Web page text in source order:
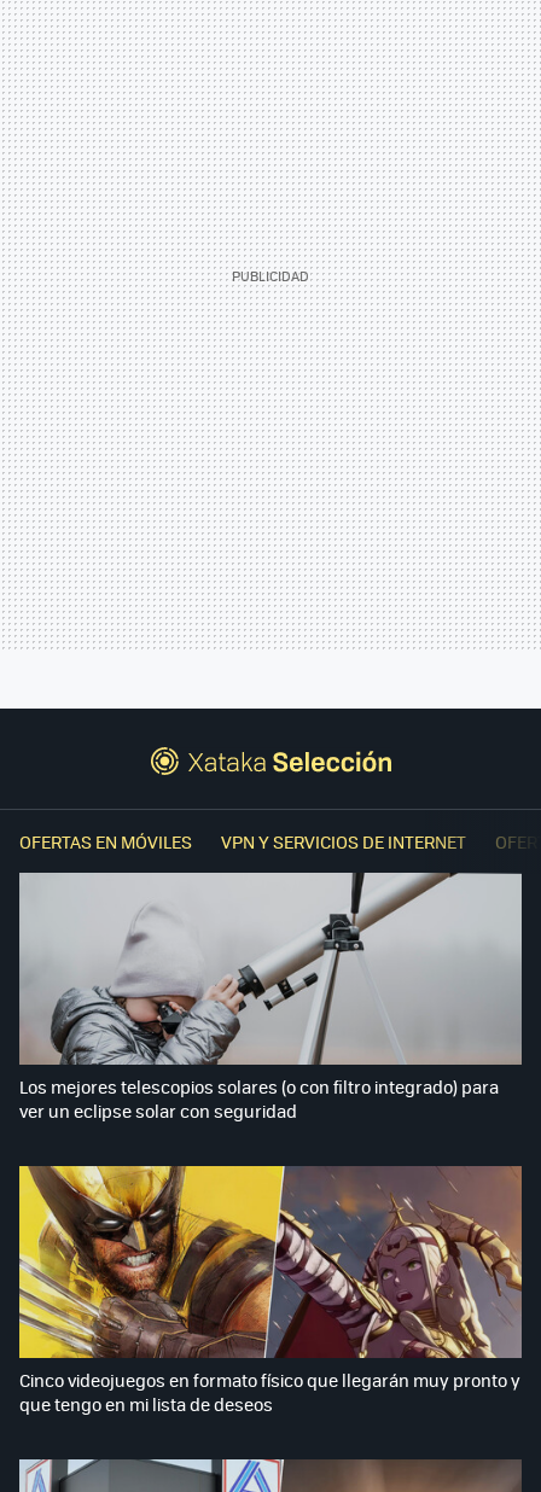
OFERTAS EN MÓVILES VPN Y SERVICIOS DE INTERNET
Los mejores telescopios solares (o con filtro integrado) para
ver un eclipse solar con seguridad
Cinco videojuegos en formato físico que llegarán muy pronto y
que tengo en mi lista de deseos